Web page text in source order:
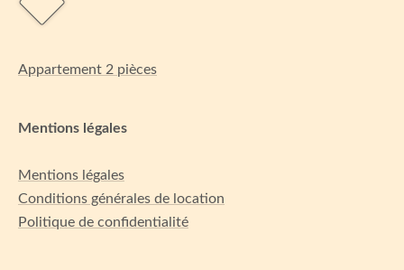
Appartement 2 pièces
Mentions légales
Mentions légales
Conditions générales de location
Politique de confidentialité